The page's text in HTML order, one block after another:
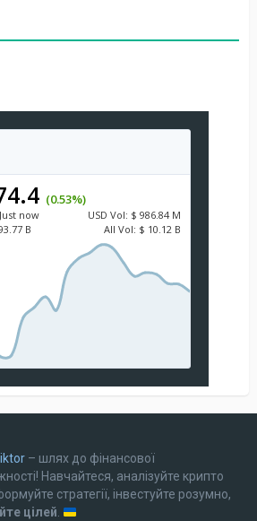
(0.53%)
Just now USD Vol: $ 986.84 M
B All Vol: $ 10.12 B
– шлях до фінансової
Навчайтеся, аналізуйте крипто
стратегії, інвестуйте розумно,
цілей.